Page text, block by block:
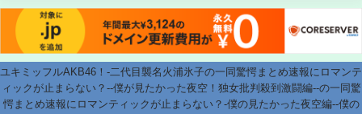
ユキミッフルAKB46！-二代目襲名火浦氷子の一同驚愕まとめ速報にロマンテ
ィックが止まらない？--僕が見たかった夜空！独女批判殺到激闘編--の一同驚
愕まとめ速報にロマンティックが止まらない？-僕の見たかった夜空編--僕の